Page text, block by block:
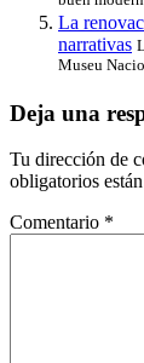
La
narrativas
Museu
Deja una
Tu dirección de
obligatorios
Comentario *